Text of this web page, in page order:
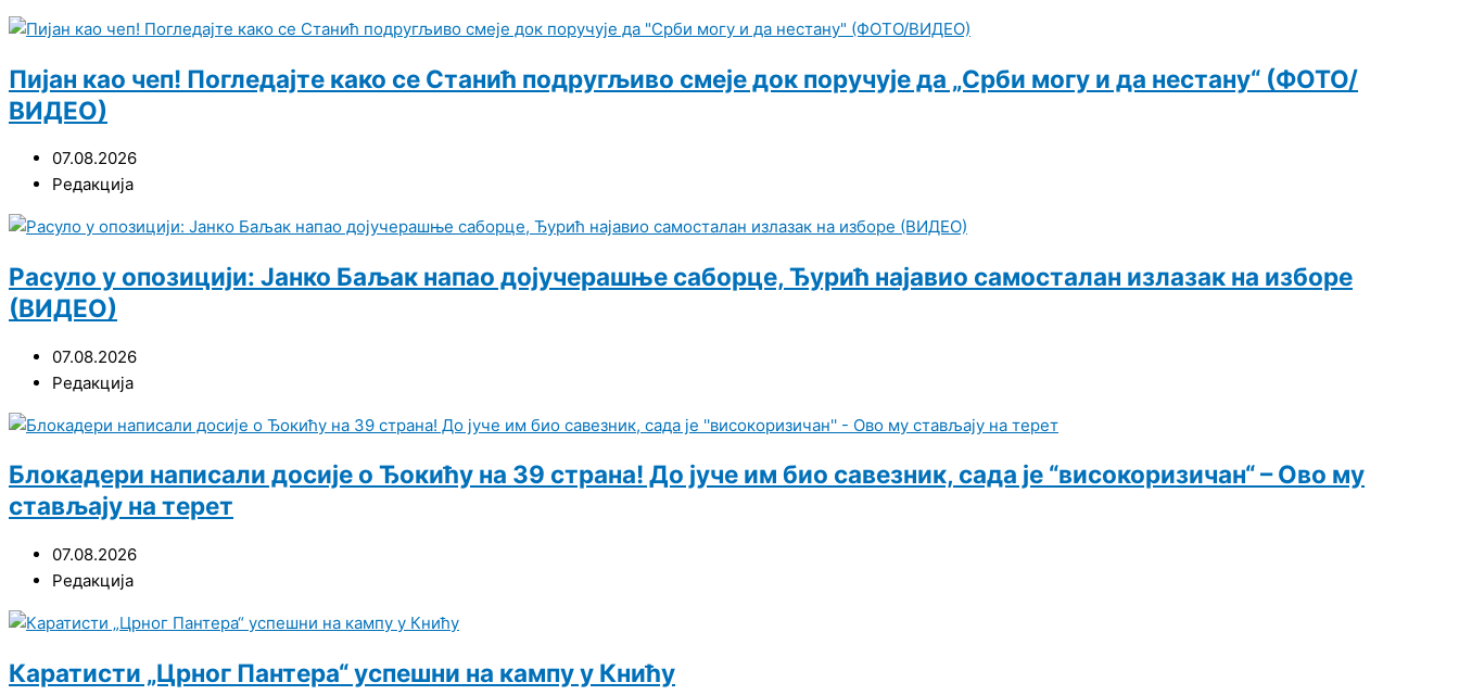
Пијан као чеп! Погледајте како се Станић подругљиво смеје док поручује да „Срби могу и да нестану“ (ФОТО/
ВИДЕО)
07.08.2026
Редакција
Расуло у опозицији: Јанко Баљак напао дојучерашње саборце, Ђурић најавио самосталан излазак на изборе
(ВИДЕО)
07.08.2026
Редакција
Блокадери написали досије о Ђокићу на 39 страна! До јуче им био савезник, сада је “високоризичан“ – Ово му
стављају на терет
07.08.2026
Редакција
Каратисти „Црног Пантера“ успешни на кампу у Книћу